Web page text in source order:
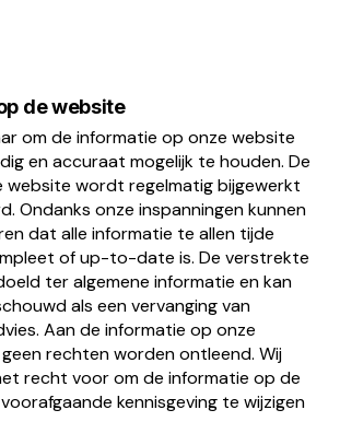
de website
om de informatie op onze website
en accuraat mogelijk te houden. De
website wordt regelmatig bijgewerkt
Ondanks onze inspanningen kunnen
dat alle informatie te allen tijde
of up-to-date is. De verstrekte
ter algemene informatie en kan
als een vervanging van
Aan de informatie op onze
rechten worden ontleend. Wij
recht voor om de informatie op de
kennisgeving te wijzigen